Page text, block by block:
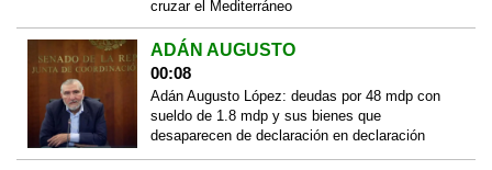
cruzar el Mediterráneo
ADÁN AUGUSTO
00:08
Adán Augusto López: deudas por 48 mdp con
sueldo de 1.8 mdp y sus bienes que
desaparecen de declaración en declaración